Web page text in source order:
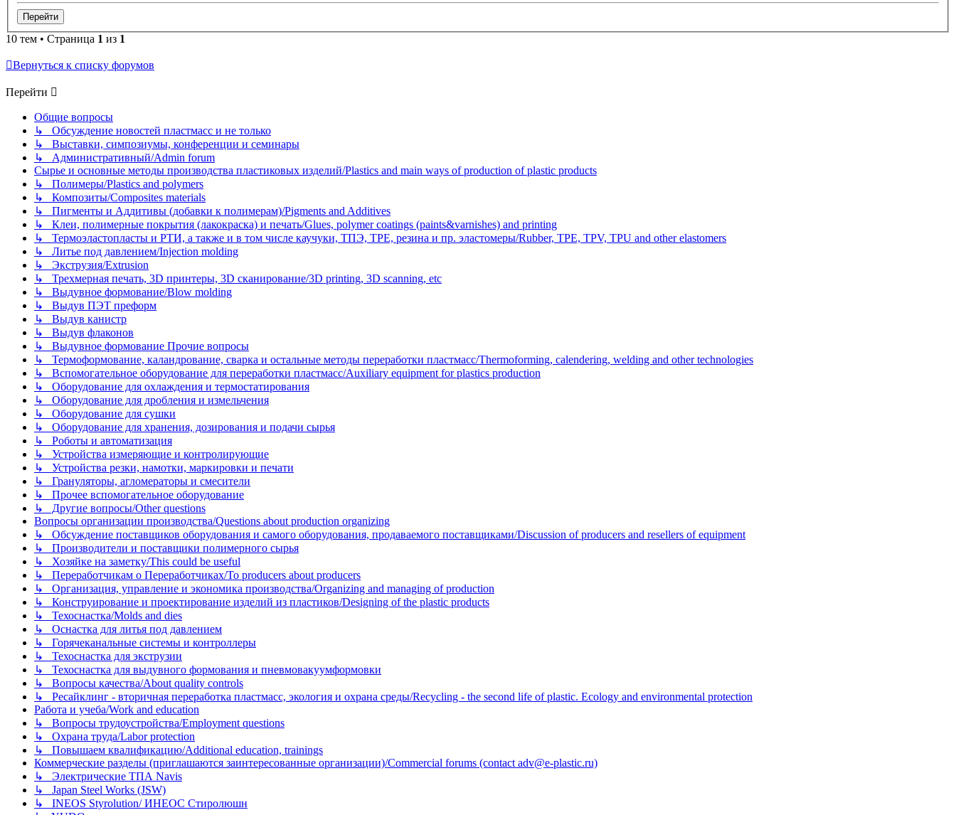
10 тем • Страница 1 из 1
Вернуться к списку форумов
Перейти
Общие вопросы
↳ Обсуждение новостей пластмасс и не только
↳ Выставки, симпозиумы, конференции и семинары
↳ Административный/Admin forum
Сырье и основные методы производства пластиковых изделий/Plastics and main ways of production of plastic products
↳ Полимеры/Plastics and polymers
↳ Композиты/Сomposites materials
↳ Пигменты и Аддитивы (добавки к полимерам)/Pigments and Additives
↳ Клеи, полимерные покрытия (лакокраска) и печать/Glues, polymer coatings (paints&varnishes) and printing
↳ Термоэластопласты и РТИ, а также и в том числе каучуки, ТПЭ, TPE, резина и пр. эластомеры/Rubber, TPE, TPV, TPU and other elastomers
↳ Литье под давлением/Injection molding
↳ Экструзия/Extrusion
↳ Трехмерная печать, 3D принтеры, 3D сканирование/3D printing, 3D scanning, etc
↳ Выдувное формование/Blow molding
↳ Выдув ПЭТ преформ
↳ Выдув канистр
↳ Выдув флаконов
↳ Выдувное формование Прочие вопросы
↳ Термоформование, каландрование, сварка и остальные методы переработки пластмасс/Thermoforming, calendering, welding and other technologies
↳ Вспомогательное оборудование для переработки пластмасс/Auxiliary equipment for plastics production
↳ Оборудование для охлаждения и термостатирования
↳ Оборудование для дробления и измельчения
↳ Оборудование для сушки
↳ Оборудование для хранения, дозирования и подачи сырья
↳ Роботы и автоматизация
↳ Устройства измеряющие и контролирующие
↳ Устройства резки, намотки, маркировки и печати
↳ Грануляторы, агломераторы и смесители
↳ Прочее вспомогательное оборудование
↳ Другие вопросы/Other questions
Вопросы организации производства/Questions about production organizing
↳ Обсуждение поставщиков оборудования и самого оборудования, продаваемого поставщиками/Discussion of producers and resellers of equipment
↳ Производители и поставщики полимерного сырья
↳ Хозяйке на заметку/This could be useful
↳ Переработчикам о Переработчиках/To producers about producers
↳ Организация, управление и экономика производства/Organizing and managing of production
↳ Конструирование и проектирование изделий из пластиков/Designing of the plastic products
↳ Техоснастка/Molds and dies
↳ Оснастка для литья под давлением
↳ Горячеканальные системы и контроллеры
↳ Техоснастка для экструзии
↳ Техоснастка для выдувного формования и пневмовакуумформовки
↳ Вопросы качества/About quality controls
↳ Ресайклинг - вторичная переработка пластмасс, экология и охрана среды/Recycling - the second life of plastic. Ecology and environmental protection
Работа и учеба/Work and education
↳ Вопросы трудоустройства/Employment questions
↳ Охрана труда/Labor protection
↳ Повышаем квалификацию/Additional education, trainings
Коммерческие разделы (приглашаются заинтересованные организации)/Commercial forums (contact adv@e-plastic.ru)
↳ Электрические ТПА Navis
↳ Japan Steel Works (JSW)
↳ INEOS Styrolution/ ИНЕОС Стиролюшн